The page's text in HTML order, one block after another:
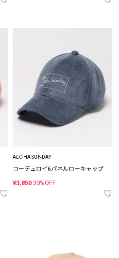
ALOHA SUNDAY
コーデュロイ6パネルローキャップ
¥3,850 30%OFF